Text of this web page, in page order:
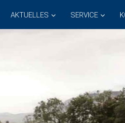
AKTUELLES SERVICE